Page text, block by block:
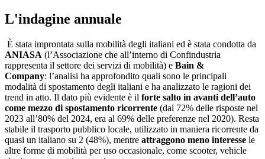
L'indagine annuale
È stata improntata sulla mobilità degli italiani ed è stata condotta da
ANIASA (l’Associazione che all’interno di Confindustria
rappresenta il settore dei servizi di mobilità) e Bain &
Company: l’analisi ha approfondito quali sono le principali
modalità di spostamento degli italiani e ha analizzato le ragioni dei
trend in atto. Il dato più evidente è il forte salto in avanti dell’auto
come mezzo di spostamento ricorrente (dal 72% delle risposte nel
2023 all’80% del 2024, era al 69% delle preferenze nel 2020). Resta
stabile il trasporto pubblico locale, utilizzato in maniera ricorrente da
quasi un italiano su 2 (48%), mentre attraggono meno interesse le
altre forme di mobilità per uso occasionale, come scooter, vehicle